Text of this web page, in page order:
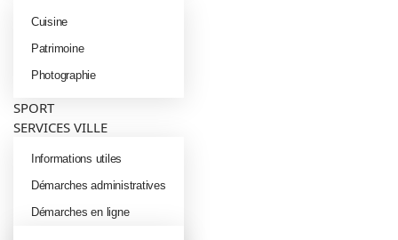
Cuisine
Patrimoine
Photographie
SPORT
SERVICES VILLE
Informations utiles
Démarches administratives
Démarches en ligne